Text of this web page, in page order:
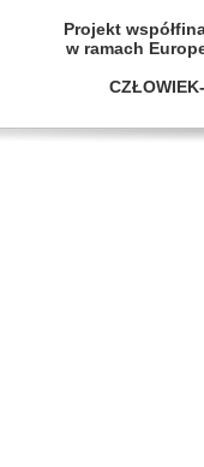
Projekt
w ramach